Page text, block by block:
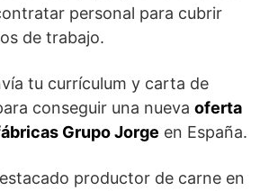
personal para cubrir
de trabajo.
tu currículum y carta de
conseguir una nueva oferta
Grupo Jorge en España.
productor de carne en